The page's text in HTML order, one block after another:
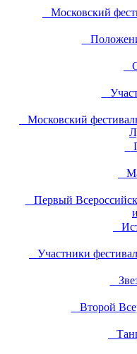
Московский
Московский
Первый
Участники
Второй